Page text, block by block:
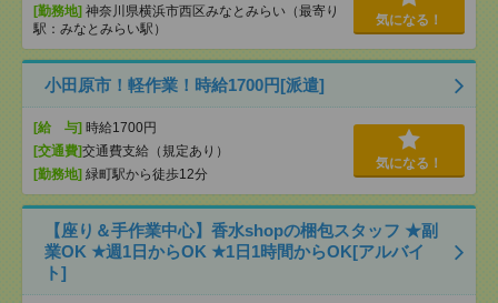
[勤務地] 神奈川県横浜市西区みなとみらい（最寄り
駅：みなとみらい駅）
気になる！
小田原市！軽作業！時給1700円[派遣]
[給 与] 時給1700円
[交通費]交通費支給（規定あり）
[勤務地] 緑町駅から徒歩12分
気になる！
【座り＆手作業中心】香水shopの梱包スタッフ ★副
業OK ★週1日からOK ★1日1時間からOK[アルバイ
ト]